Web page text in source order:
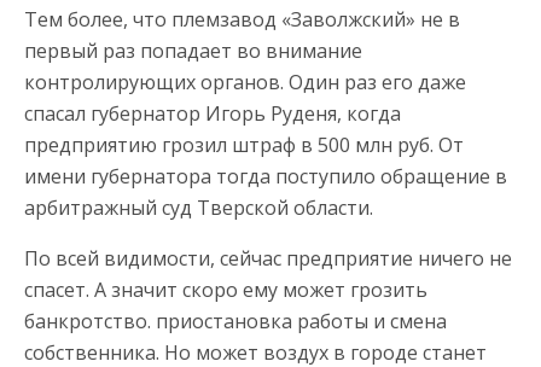
Тем более, что племзавод «Заволжский» не в
первый раз попадает во внимание
контролирующих органов. Один раз его даже
спасал губернатор Игорь Руденя, когда
предприятию грозил штраф в 500 млн руб. От
имени губернатора тогда поступило обращение в
арбитражный суд Тверской области.
По всей видимости, сейчас предприятие ничего не
спасет. А значит скоро ему может грозить
банкротство. приостановка работы и смена
собственника. Но может воздух в городе станет